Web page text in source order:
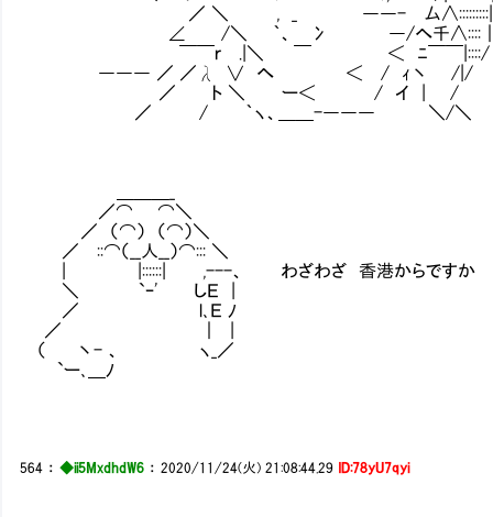
／ ＼ , _ ――- 厶∧:::::::::| |:
∠ /＼ ｀、 冫 ―/へ千∧::::
￣￣ｒ .|＼ ￣ ＜ ﾆ￣￣|::::/
――― ／ ／λ ∨ へ ＜ / ｨ丶 /|/
／ ト ＼ ー＜ / イ | /
／ / ｀ヽ、＿＿-――― ＼/＼
／⌒ ⌒＼
／ （⌒） （⌒）＼
／ ::⌒（__人__）⌒::: ＼
| |::::::| ,---、 わざわざ 香港からですか
＼ `ｰ' しＥ |
／ l､Ｅ ﾉ
／ ｜ |
（ 丶- 、 ヽ_／
`ー､＿ﾉ
564 ：◆ii5MxdhdW6 ：2020/11/24(火) 21:08:44.29 ID:78yU7qyi